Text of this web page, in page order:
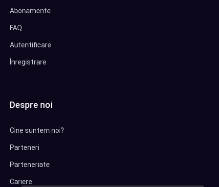
Abonamente
FAQ
Autentificare
Înregistrare
Despre noi
Cine suntem noi?
Parteneri
Parteneriate
Cariere